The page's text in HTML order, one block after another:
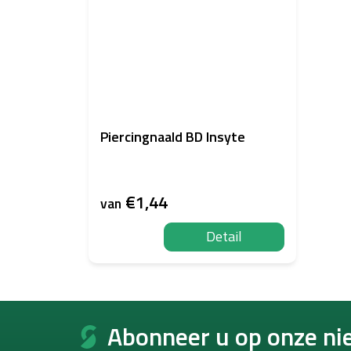
Piercingnaald BD Insyte
van €1,44
Detail
F
Abonneer u op onze